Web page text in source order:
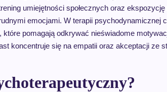
umiejętności społecznych oraz ekspozycję
emocjami. W terapii psychodynamicznej
pomagają odkrywać nieświadome
koncentruje się na empatii oraz akceptacji ze